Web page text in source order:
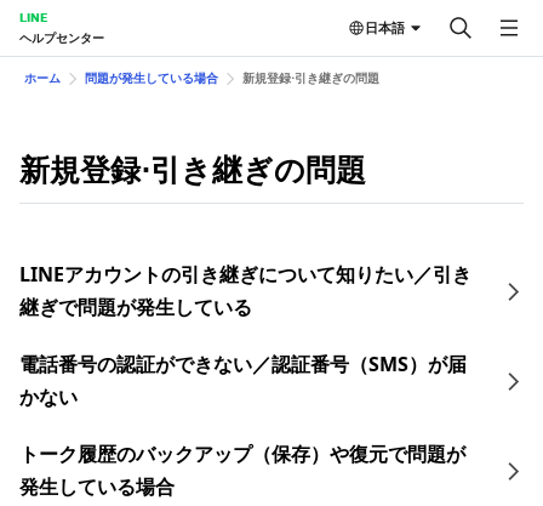
LINE
ヘルプセンター
日本語
ホーム 問題が発生している場合 新規登録⋅引き継ぎの問題
新規登録⋅引き継ぎの問題
LINEアカウントの引き継ぎについて知りたい／引き
継ぎで問題が発生している
電話番号の認証ができない／認証番号（SMS）が届
かない
トーク履歴のバックアップ（保存）や復元で問題が
発生している場合